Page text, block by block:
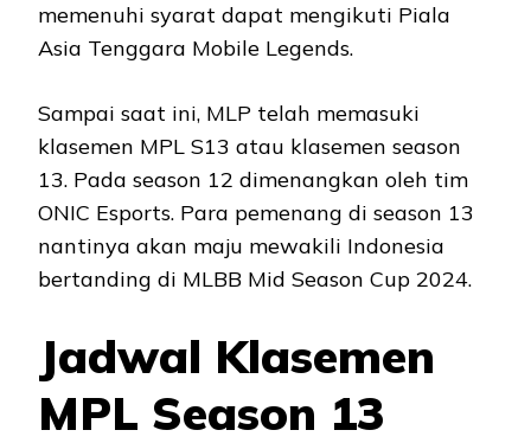
memenuhi syarat dapat mengikuti Piala
Asia Tenggara Mobile Legends.
Sampai saat ini, MLP telah memasuki
klasemen MPL S13 atau klasemen season
13. Pada season 12 dimenangkan oleh tim
ONIC Esports. Para pemenang di season 13
nantinya akan maju mewakili Indonesia
bertanding di MLBB Mid Season Cup 2024.
Jadwal Klasemen
MPL Season 13